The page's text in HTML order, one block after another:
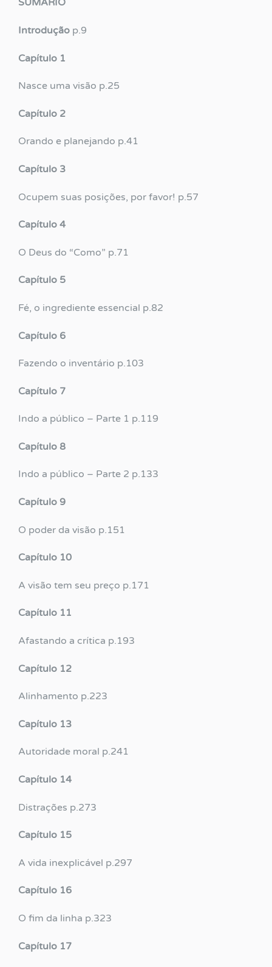
SUMÁRIO
Introdução p.9
Capítulo 1
Nasce uma visão p.25
Capítulo 2
Orando e planejando p.41
Capítulo 3
Ocupem suas posições, por favor! p.57
Capítulo 4
O Deus do “Como” p.71
Capítulo 5
Fé, o ingrediente essencial p.82
Capítulo 6
Fazendo o inventário p.103
Capítulo 7
Indo a público – Parte 1 p.119
Capítulo 8
Indo a público – Parte 2 p.133
Capítulo 9
O poder da visão p.151
Capítulo 10
A visão tem seu preço p.171
Capítulo 11
Afastando a crítica p.193
Capítulo 12
Alinhamento p.223
Capítulo 13
Autoridade moral p.241
Capítulo 14
Distrações p.273
Capítulo 15
A vida inexplicável p.297
Capítulo 16
O fim da linha p.323
Capítulo 17